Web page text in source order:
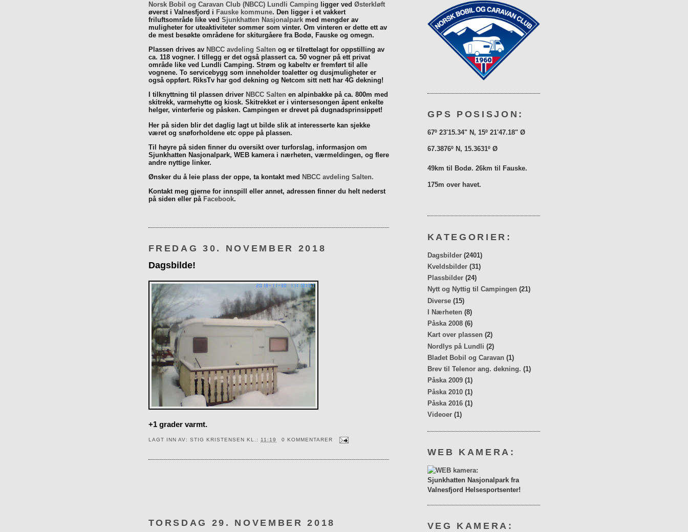
Norsk Bobil og Caravan Club (NBCC) Lundli Camping ligger ved Østerkløft
øverst i Valnesfjord i Fauske kommune. Den ligger i et vakkert
friluftsområde like ved Sjunkhatten Nasjonalparkmed mengder av
muligheter for uteaktiviteter sommer som vinter. Om vinteren er dette ett av
de mest besøkte områdene for skiturgåere fra Bodø, Fauske og omegn.
Plassen drives av NBCC avdeling Salten og er tilrettelagt for oppstilling av
ca. 118 vogner. I tillegg er det også plassert ca. 50 vogner på ett privat
område like ved Lundli Camping. Strøm og kabeltv er fremført til alle
vognene. To servicebygg som inneholder toaletter og dusjmuligheter er
også oppført. RiksTv har god dekning og Netcom sitt nett har 4G dekning!
I tilknyttning til plassen driver NBCC Salten en alpinbakke på ca. 800m med
skitrekk, varmehytte og kiosk. Skitrekket er i vintersesongen åpent enkelte
helger, vinterferie og påsken. Campingen er drevet på dugnadsprinsippet!
Her på siden blir det daglig lagt ut bilde slik at interesserte kan sjekke
været og snøforholdene etc oppe på plassen.
Til høyre på siden finner du oversikt over turforslag, informasjon om
Sjunkhatten Nasjonalpark, WEB kamera i nærheten, værmeldingen, og flere
andre nyttige linker.
Ønsker du å leie plass der oppe, ta kontakt med NBCC avdeling Salten.
Kontakt meg gjerne for innspill eller annet, adressen finner du helt nederst
på siden eller på Facebook.
FREDAG 30. NOVEMBER 2018
Dagsbilde!
+1 grader varmt.
LAGT INN AV: STIG KRISTENSEN KL.: 11:19 0 KOMMENTARER
TORSDAG 29. NOVEMBER 2018
GPS POSISJON:
67º 23'15.34" N, 15º 21'47.18" Ø
67.3876º N, 15.3631º Ø
49km til Bodø. 26km til Fauske.
175m over havet.
KATEGORIER:
Dagsbilder (2401)
Kveldsbilder (31)
Plassbilder (24)
Nytt og Nyttig til Campingen (21)
Diverse (15)
I Nærheten (8)
Påska 2008 (6)
Kart over plassen (2)
Nordlys på Lundli (2)
Bladet Bobil og Caravan (1)
Brev til Telenor ang. dekning. (1)
Påska 2009 (1)
Påska 2010 (1)
Påska 2016 (1)
Videoer (1)
WEB KAMERA:
Sjunkhatten Nasjonalpark fra
Valnesfjord Helsesportsenter!
VEG KAMERA: